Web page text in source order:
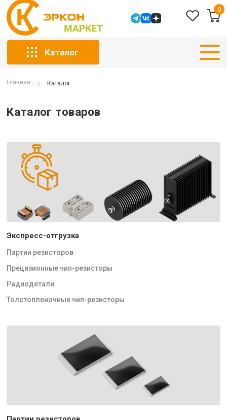
0
Каталог
Главная Каталог
Каталог товаров
Экспресс-отгрузка
Партии резисторов
Прецизионные чип-резисторы
Радиодетали
Толстопленочные чип-резисторы